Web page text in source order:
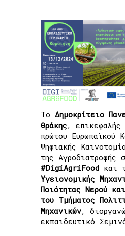
από την
Home»Το
Σεμινάριο «Αρδευτικό
Επιπτώσεις από την
Αξιοποίηση και
Το Δημοκρίτειο
Θράκης, επικεφαλής
πρώτου Ευρωπαϊκού
Ψηφιακής
της Αγροδιατροφής
#DigiAgriFood και
Υγειονομικής
Ποιότητας Νερού
του Τμήματος
Μηχανικών,
εκπαιδευτικό